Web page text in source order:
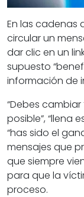
En las cadenas
circular un
dar clic en un
supuesto
información de
“Debes
posible”, “llena
“has sido el
mensajes que
que siempre
para que la
proceso.